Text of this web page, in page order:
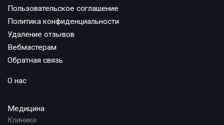
Пользовательское соглашение
Политика конфиденциальности
Удаление отзывов
Вебмастерам
Обратная связь
О нас
Медицина
Клиники